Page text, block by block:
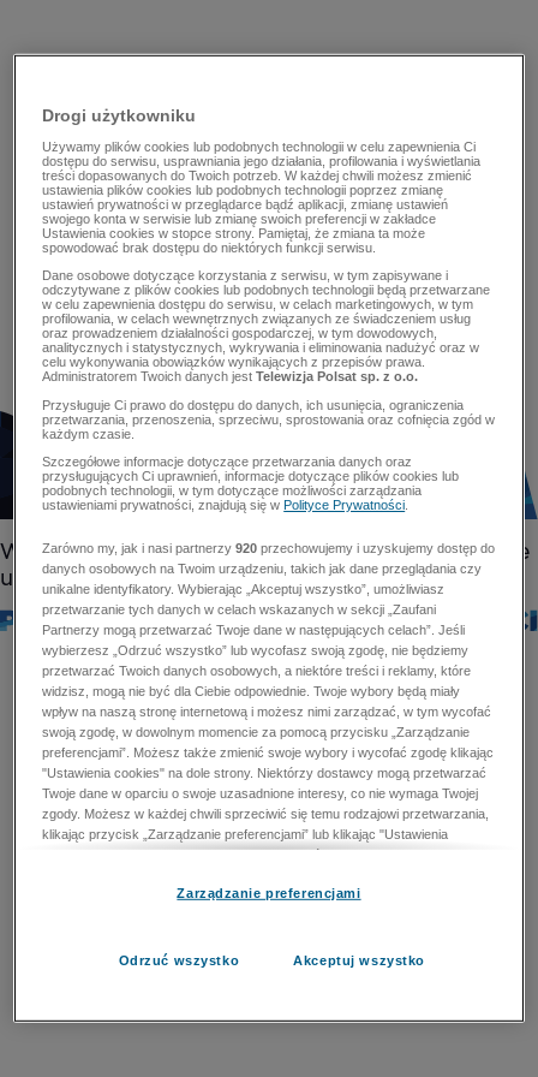
Drogi użytkowniku
Używamy plików cookies lub podobnych technologii w celu zapewnienia Ci
dostępu do serwisu, usprawniania jego działania, profilowania i wyświetlania
treści dopasowanych do Twoich potrzeb. W każdej chwili możesz zmienić
ustawienia plików cookies lub podobnych technologii poprzez zmianę
ustawień prywatności w przeglądarce bądź aplikacji, zmianę ustawień
swojego konta w serwisie lub zmianę swoich preferencji w zakładce
Ustawienia cookies w stopce strony. Pamiętaj, że zmiana ta może
spowodować brak dostępu do niektórych funkcji serwisu.
Dane osobowe dotyczące korzystania z serwisu, w tym zapisywane i
odczytywane z plików cookies lub podobnych technologii będą przetwarzane
w celu zapewnienia dostępu do serwisu, w celach marketingowych, w tym
profilowania, w celach wewnętrznych związanych ze świadczeniem usług
oraz prowadzeniem działalności gospodarczej, w tym dowodowych,
analitycznych i statystycznych, wykrywania i eliminowania nadużyć oraz w
celu wykonywania obowiązków wynikających z przepisów prawa.
Administratorem Twoich danych jestTelewizja Polsat sp. z o.o.
Przysługuje Ci prawo do dostępu do danych, ich usunięcia, ograniczenia
przetwarzania, przenoszenia, sprzeciwu, sprostowania oraz cofnięcia zgód w
każdym czasie.
Szczegółowe informacje dotyczące przetwarzania danych oraz
przysługujących Ci uprawnień, informacje dotyczące plików cookies lub
podobnych technologii, w tym dotyczące możliwości zarządzania
ustawieniami prywatności, znajdują się wPolityce Prywatności
Zarówno my, jak i nasi partnerzy920 przechowujemy i uzyskujemy dostęp do
danych osobowych na Twoim urządzeniu, takich jak dane przeglądania czy
unikalne identyfikatory. Wybierając „Akceptuj wszystko”, umożliwiasz
przetwarzanie tych danych w celach wskazanych w sekcji „Zaufani
Partnerzy mogą przetwarzać Twoje dane w następujących celach”. Jeśli
wybierzesz „Odrzuć wszystko” lub wycofasz swoją zgodę, nie będziemy
przetwarzać Twoich danych osobowych, a niektóre treści i reklamy, które
widzisz, mogą nie być dla Ciebie odpowiednie. Twoje wybory będą miały
wpływ na naszą stronę internetową i możesz nimi zarządzać, w tym wycofać
swoją zgodę, w dowolnym momencie za pomocą przycisku „Zarządzanie
preferencjami”. Możesz także zmienić swoje wybory i wycofać zgodę klikając
"Ustawienia cookies" na dole strony. Niektórzy dostawcy mogą przetwarzać
Twoje dane w oparciu o swoje uzasadnione interesy, co nie wymaga Twojej
zgody. Możesz w każdej chwili sprzeciwić się temu rodzajowi przetwarzania,
klikając przycisk „Zarządzanie preferencjami” lub klikając "Ustawienia
cookies" na dole strony. Nie możesz sprzeciwić się przetwarzaniu przez
zapobiegania oszustwom i naprawiania błędów, a w tym celu mogą zostać
przetwarzaniu danych osobowych w celu dostarczania i prezentacji reklam i
Zarządzanie preferencjami
Odrzuć wszystko Akceptuj wszystko